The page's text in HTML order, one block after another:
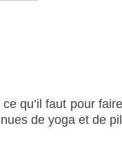
qu’il faut pour faire
de yoga et de